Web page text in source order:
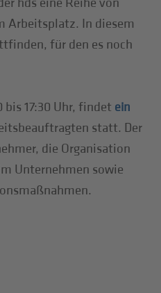
Arbeitsplatz. In diesem
für den es noch
17:30 Uhr, findet ein
statt. Der
die Organisation
Unternehmen sowie